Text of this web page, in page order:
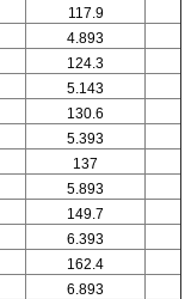
117.9
4.893
124.3
5.143
130.6
5.393
137
5.893
149.7
6.393
162.4
6.893